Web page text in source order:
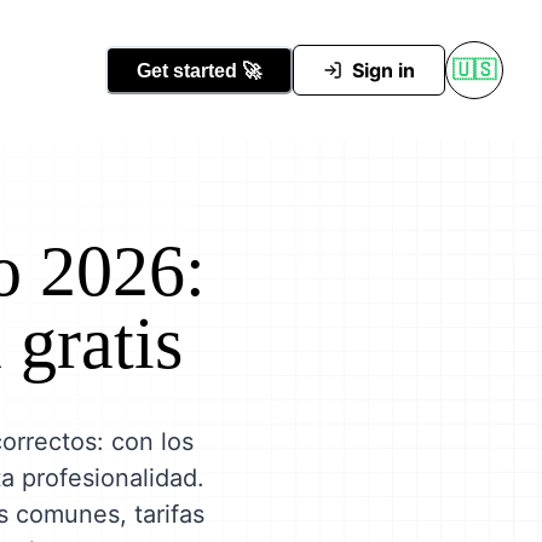
Get started 🚀 Sign in 🇺🇸
Conocer Tutti
2026:
con los
profesionalidad.
comunes, tarifas